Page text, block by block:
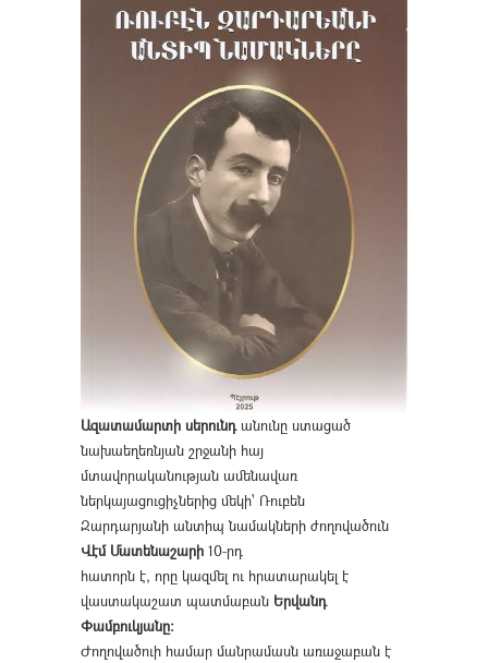
Ազատամարտի սերունդանունը ստացած
նախաեղեռնյան շրջանի հայ
մտավորականության ամենավառ
ներկայացուցիչներից մեկի՝ Ռուբեն
Զարդարյանի անտիպ նամակների ժողովածուն
Վէմ Մատենաշարի 10-րդ
հատորն է, որը կազմել ու հրատարակել է
վաստակաշատ պատմաբան Երվանդ
Փամբուկյանը։
Ժողովածուի համար մանրամասն առաջաբան է